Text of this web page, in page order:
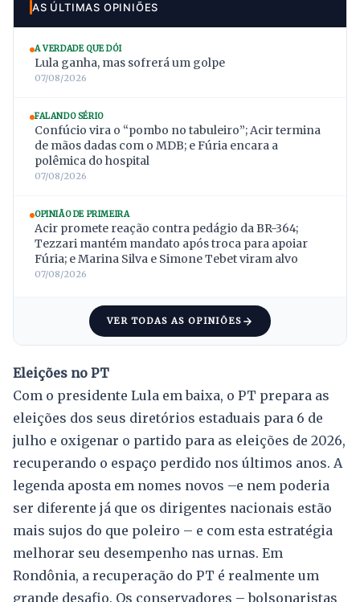
AS ÚLTIMAS OPINIÕES
A VERDADE QUE DÓI
Lula ganha, mas sofrerá um golpe
07/08/2026
FALANDO SÉRIO
Confúcio vira o “pombo no tabuleiro”; Acir termina
de mãos dadas com o MDB; e Fúria encara a
polêmica do hospital
07/08/2026
OPINIÃO DE PRIMEIRA
Acir promete reação contra pedágio da BR-364;
Tezzari mantém mandato após troca para apoiar
Fúria; e Marina Silva e Simone Tebet viram alvo
07/08/2026
VER TODAS AS OPINIÕES
Eleições no PT
Com o presidente Lula em baixa, o PT prepara as
eleições dos seus diretórios estaduais para 6 de
julho e oxigenar o partido para as eleições de 2026,
recuperando o espaço perdido nos últimos anos. A
legenda aposta em nomes novos –e nem poderia
ser diferente já que os dirigentes nacionais estão
mais sujos do que poleiro – e com esta estratégia
melhorar seu desempenho nas urnas. Em
Rondônia, a recuperação do PT é realmente um
grande desafio. Os conservadores – bolsonaristas